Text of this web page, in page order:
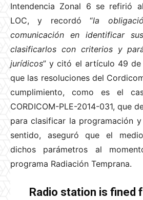
Intendencia Zonal 6 se refirió
LOC, y recordó “la
comunicación en identificar
clasificarlos con criterios y
jurídicos” y citó el artículo 49 de
que las resoluciones del
cumplimiento, como es el
CORDICOM-PLE-2014-031, que
para clasificar la programación
sentido, aseguró que el
dichos parámetros al
programa Radiación Temprana.
Radio station is fined